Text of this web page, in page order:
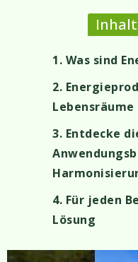
1. Was sind
2.
Lebensräume
3. Entdecke
4. Für jeden
Lösung